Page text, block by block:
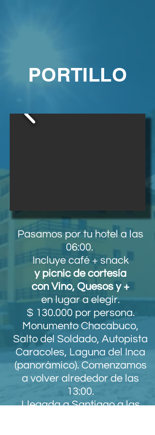
PORTILLO
Pasamos por tu hotel a las
06:00.
Incluye café + snack
y picnic de cortesía
con Vino, Quesos y +
en lugar a elegir.
$ 130.000 por persona.
Monumento Chacabuco,
Salto del Soldado, Autopista
Caracoles, Laguna del Inca
(panorámico). Comenzamos
a volver alrededor de las
13:00.
Llegada a Santiago a las